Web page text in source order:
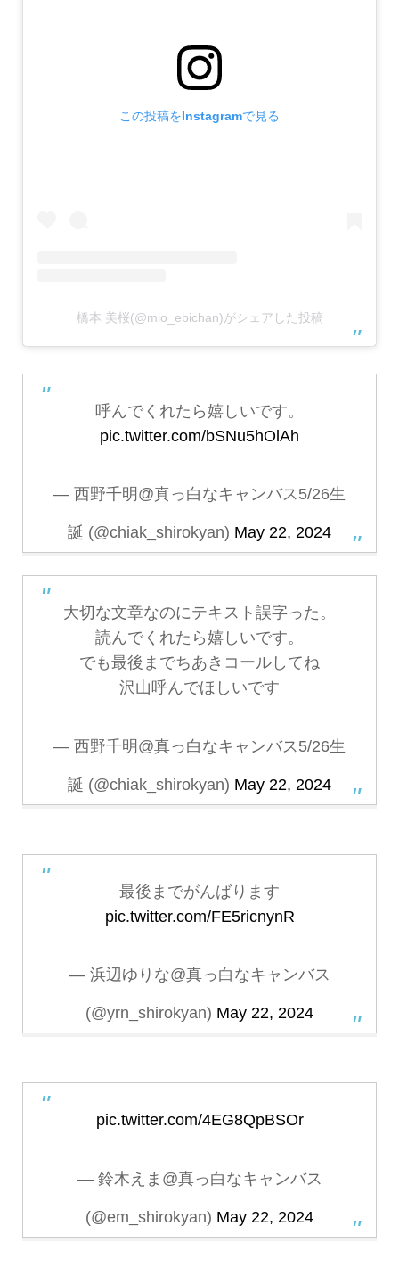
この投稿をInstagramで見る
橋本 美桜(@mio_ebichan)がシェアした投稿
呼んでくれたら嬉しいです。
pic.twitter.com/bSNu5hOlAh
— 西野千明@真っ白なキャンバス5/26生
誕 (@chiak_shirokyan) May 22, 2024
大切な文章なのにテキスト誤字った。
読んでくれたら嬉しいです。
でも最後までちあきコールしてね
沢山呼んでほしいです
— 西野千明@真っ白なキャンバス5/26生
誕 (@chiak_shirokyan) May 22, 2024
最後までがんばります
pic.twitter.com/FE5ricnynR
— 浜辺ゆりな@真っ白なキャンバス
(@yrn_shirokyan) May 22, 2024
pic.twitter.com/4EG8QpBSOr
— 鈴木えま@真っ白なキャンバス
(@em_shirokyan) May 22, 2024